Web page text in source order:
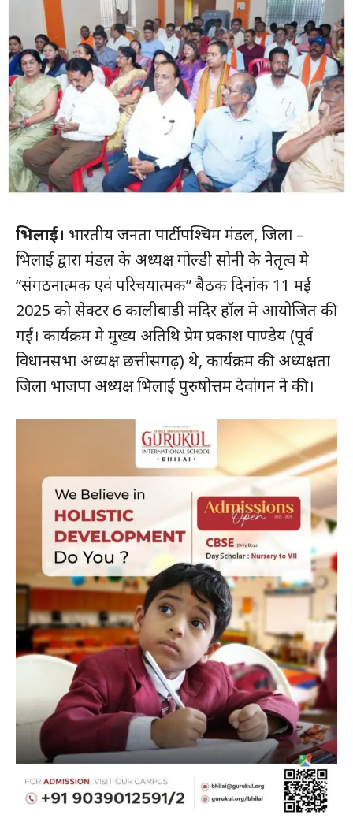
भिलाई। भारतीय जनता पार्टी पश्चिम मंडल, जिला –
भिलाई द्वारा मंडल के अध्यक्ष गोल्डी सोनी के नेतृत्व मे
“संगठनात्मक एवं परिचयात्मक” बैठक दिनांक 11 मई
2025 को सेक्टर 6 कालीबाड़ी मंदिर हॉल मे आयोजित की
गई। कार्यक्रम मे मुख्य अतिथि प्रेम प्रकाश पाण्डेय (पूर्व
विधानसभा अध्यक्ष छत्तीसगढ़) थे, कार्यक्रम की अध्यक्षता
जिला भाजपा अध्यक्ष भिलाई पुरुषोत्तम देवांगन ने की।